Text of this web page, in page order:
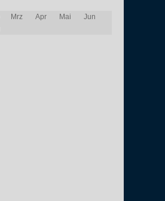
Mrz Apr Mai
Jun